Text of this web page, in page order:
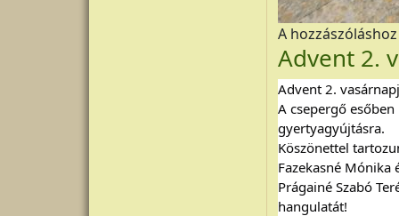
A
Advent 2.
Advent 2.
A csepergő
gyertyagyújtásra.
Köszönettel
Fazekasné Mónika
Prágainé Szabó
hangulatát!